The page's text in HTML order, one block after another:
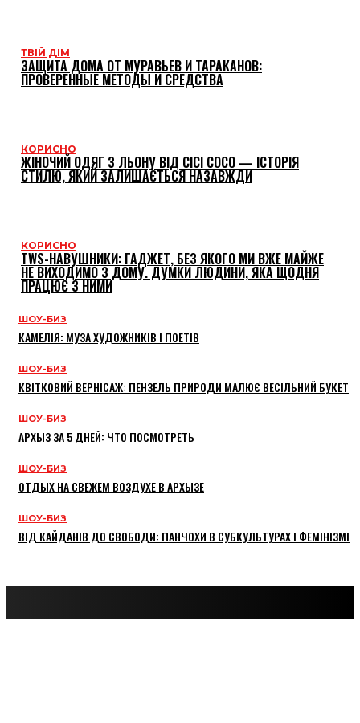
ТВІЙ ДІМ
ЗАЩИТА ДОМА ОТ МУРАВЬЕВ И ТАРАКАНОВ:
ПРОВЕРЕННЫЕ МЕТОДЫ И СРЕДСТВА
КОРИСНО
ЖІНОЧИЙ ОДЯГ З ЛЬОНУ ВІД CICI COCO — ІСТОРІЯ
СТИЛЮ, ЯКИЙ ЗАЛИШАЄТЬСЯ НАЗАВЖДИ
КОРИСНО
TWS-НАВУШНИКИ: ГАДЖЕТ, БЕЗ ЯКОГО МИ ВЖЕ МАЙЖЕ
НЕ ВИХОДИМО З ДОМУ. ДУМКИ ЛЮДИНИ, ЯКА ЩОДНЯ
ПРАЦЮЄ З НИМИ
ШОУ-БИЗ
КАМЕЛІЯ: МУЗА ХУДОЖНИКІВ І ПОЕТІВ
ШОУ-БИЗ
КВІТКОВИЙ ВЕРНІСАЖ: ПЕНЗЕЛЬ ПРИРОДИ МАЛЮЄ ВЕСІЛЬНИЙ БУКЕТ
ШОУ-БИЗ
АРХЫЗ ЗА 5 ДНЕЙ: ЧТО ПОСМОТРЕТЬ
ШОУ-БИЗ
ОТДЫХ НА СВЕЖЕМ ВОЗДУХЕ В АРХЫЗЕ
ШОУ-БИЗ
ВІД КАЙДАНІВ ДО СВОБОДИ: ПАНЧОХИ В СУБКУЛЬТУРАХ І ФЕМІНІЗМІ